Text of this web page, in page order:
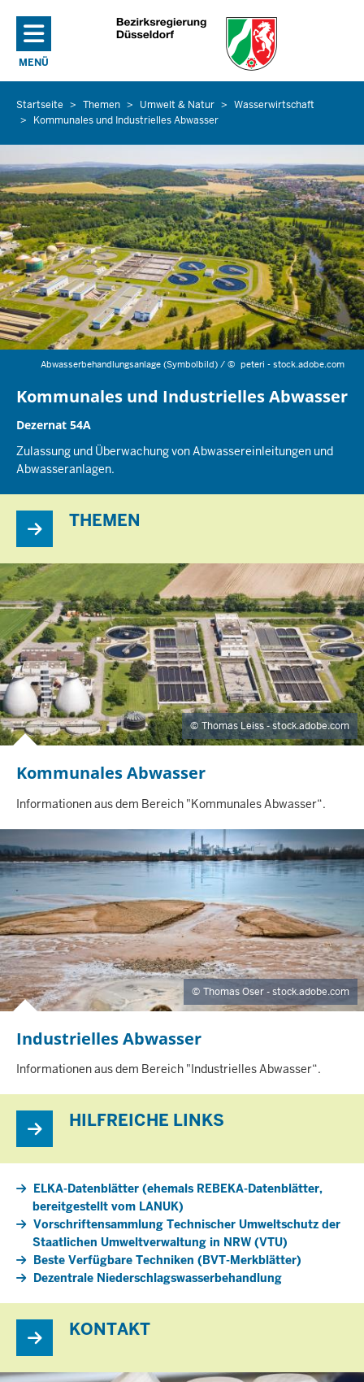
Direkt zum Inhalt
MENÜ
NAVIGATION AKTIVIEREN/DEAKTIVIEREN: HAUPTMENÜ
Sie
befinden
sich
hier
Startseite Themen Umwelt & Natur
Wasserwirtschaft
Kommunales und Industrielles Abwasser
Abwasserbehandlungsanlage (Symbolbild) /© peteri - stock.adobe.com
Kommunales und Industrielles Abwasser
Dezernat 54A
Zulassung und Überwachung von Abwassereinleitungen und
Abwasseranlagen.
THEMEN
Thomas Leiss - stock.adobe.com
I
H
L
T
S
S
E
I
T
E
Kommunales Abwasser
Informationen aus dem Bereich "Kommunales Abwasser“.
Thomas Oser - stock.adobe.com
I
H
L
T
T
Industrielles Abwasser
Informationen aus dem Bereich "Industrielles Abwasser“.
HILFREICHE LINKS
ELKA-Datenblätter (ehemals REBEKA-Datenblätter,
bereitgestellt vom LANUK)
Vorschriftensammlung Technischer Umweltschutz der
Staatlichen Umweltverwaltung in NRW (VTU)
Beste Verfügbare Techniken (BVT-Merkblätter)
Dezentrale Niederschlagswasserbehandlung
KONTAKT